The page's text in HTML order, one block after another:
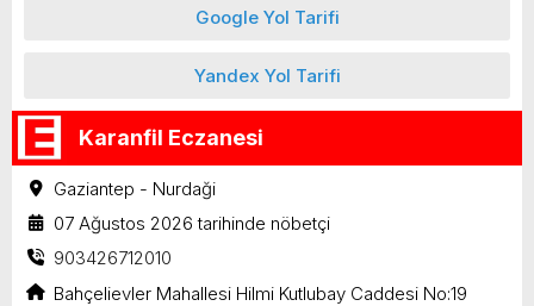
Google Yol Tarifi
Yandex Yol Tarifi
Karanfil Eczanesi
Gaziantep - Nurdaği
07 Ağustos 2026 tarihinde nöbetçi
903426712010
Bahçelievler Mahallesi Hilmi Kutlubay Caddesi No:19